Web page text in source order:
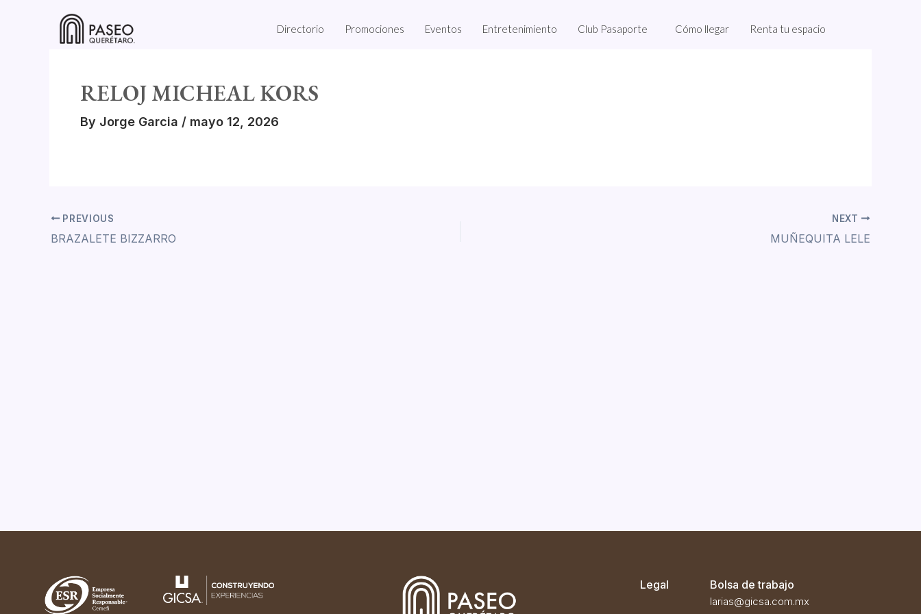
Directorio Promociones Eventos Entretenimiento Club Pasaporte Cómo llegar Renta tu espacio
RELOJ MICHEAL KORS
By Jorge Garcia / mayo 12, 2026
PREVIOUS
BRAZALETE BIZZARRO
NEXT
MUÑEQUITA LELE
Legal Bolsa de trabajo
larias@gicsa.com.mx